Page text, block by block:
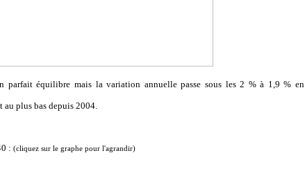
parfait équilibre mais la variation annuelle passe sous les 2 % à 1,9 % en
au plus bas depuis 2004.
: (cliquez sur le graphe pour l'agrandir)